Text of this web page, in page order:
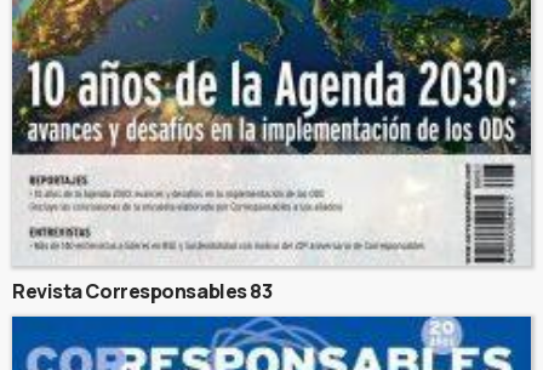
Revista Corresponsables 83